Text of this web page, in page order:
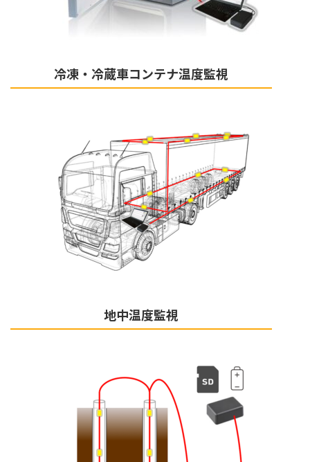
冷凍・冷蔵車コンテナ温度監視
地中温度監視